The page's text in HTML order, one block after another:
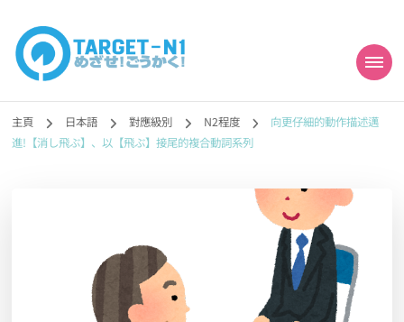
目標!!日本語能力試
N1合格
勉強コンテンツも追加予定!!】
主頁 日本語 對應級別 N2程度
向更仔細的動作描述邁
進!【消し飛ぶ】、以【飛ぶ】接尾的複合動詞系列